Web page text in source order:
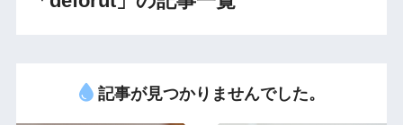
記事が見つかりませんでした。